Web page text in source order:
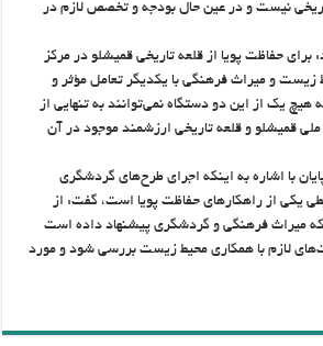
نیست و در عین حال بودجه و تخصص لازم در
برای حفاظت پویا از قلعه تاریخی قمیشلو در مرکز
و میراث فرهنگی با یکدیگر تعامل مؤثر و
هیچ یک از این دو دستگاه نمی‌توانند به تنهایی از
قمیشلو و قلعه تاریخی ارزشمند موجود در آن
با اشاره به اینکه اجرای طرح‌های گردشگری
یکی از راهکارهای حفاظت پویا است، گفت: از
میراث فرهنگی و گردشگری پیشنهاد داده است
لازم با همکاری محیط زیست بررسی شود و مورد